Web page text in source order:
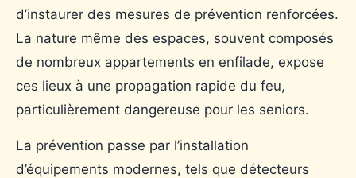
d’instaurer des mesures de prévention renforcées.
La nature même des espaces, souvent composés
de nombreux appartements en enfilade, expose
ces lieux à une propagation rapide du feu,
particulièrement dangereuse pour les seniors.
La prévention passe par l’installation
d’équipements modernes, tels que détecteurs